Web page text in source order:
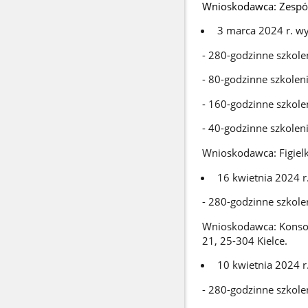
Wnioskodawca:
3 marca 2024 r.
- 280-godzinne
- 80-godzinne
- 160-godzinne
- 40-godzinne
Wnioskodawca:
16 kwietnia 2024
- 280-godzinne
Wnioskodawca:
21, 25-304 Kielce.
10 kwietnia 2024
- 280-godzinne